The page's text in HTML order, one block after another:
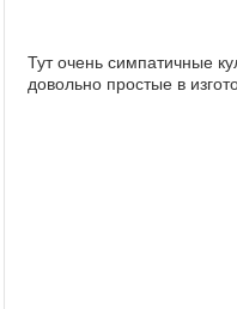
Тут очень симпатичные
довольно простые в